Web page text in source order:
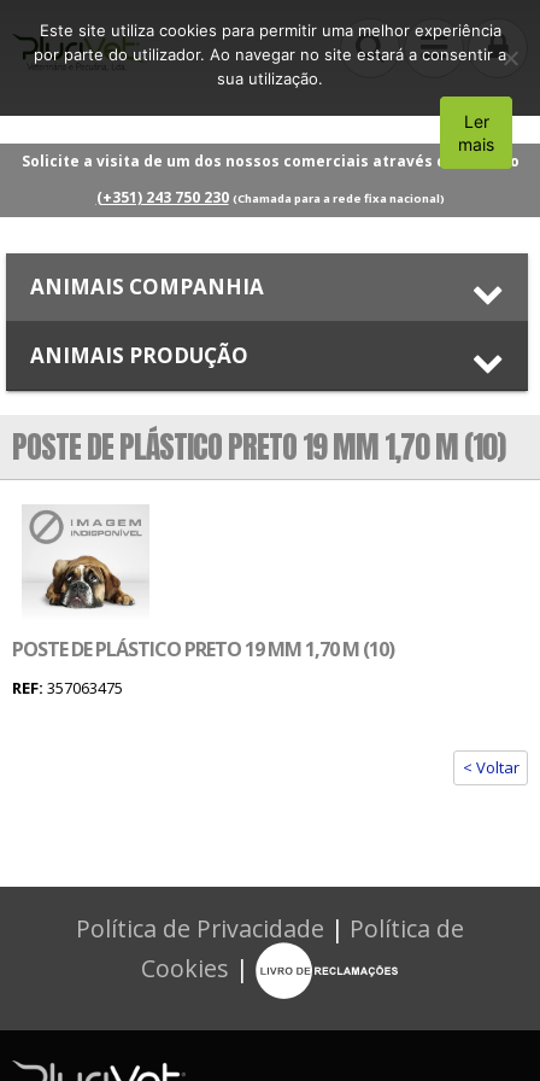
Solicite a visita de um dos nossos comerciais através do número
(+351) 243 750 230 (Chamada para a rede fixa nacional)
ANIMAIS COMPANHIA
ANIMAIS PRODUÇÃO
POSTE DE PLÁSTICO PRETO 19 MM 1,70 M (10)
POSTE DE PLÁSTICO PRETO 19 MM 1,70 M (10)
REF: 357063475
< Voltar
Política de Privacidade | Política de
Cookies |
Este site utiliza cookies para permitir uma melhor experiência
por parte do utilizador. Ao navegar no site estará a consentir a
sua utilização.
Aceito
Ler
mais